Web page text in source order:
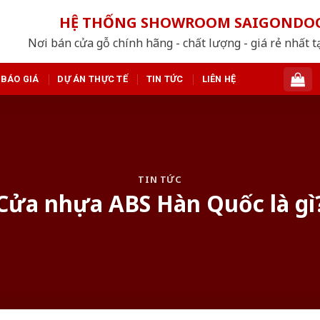
HỆ THỐNG SHOWROOM
Nơi bán cửa gỗ chính hãng - chất lượng - giá rẻ nhất
BÁO GIÁ DỰ ÁN THỰC TẾ TIN TỨC LIÊN HỆ
TIN TỨC
nhựa ABS Hàn Quốc là